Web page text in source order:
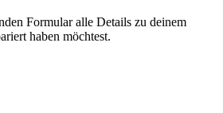
Formular alle Details zu deinem
haben möchtest.